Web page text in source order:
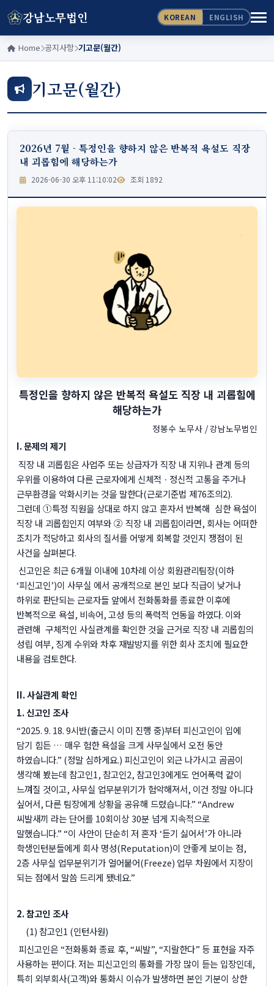
강남노무법인 KOREAN ENGLISH
Home 공지사항 기고문(월간)
기고문(월간)
2026년 7월 - 특정인을 향하지 않은 반복적 욕설도 직장
내 괴롭힘에 해당하는가
2026-06-30 오후 11:10:02 조회 1892
특정인을 향하지 않은 반복적 욕설도 직장 내 괴롭힘에
해당하는가
정봉수 노무사 /강남노무법인
I.문제의 제기
직장 내 괴롭힘은 사업주 또는 상급자가 직장 내 지위나 관계 등의
우위를 이용하여 다른 근로자에게 신체적ㆍ정신적 고통을 주거나
근무환경을 악화시키는 것을 말한다(근로기준법 제76조의2).
그런데 ①특정 직원을 상대로 하지 않고 혼자서 반복해 심한 욕설이
직장 내 괴롭힘인지 여부와 ② 직장 내 괴롭힘이라면, 회사는 어떠한
조치가 적당하고 회사의 질서를 어떻게 회복할 것인지 쟁점이 된
사건을 살펴본다.
신고인은 최근6개월 이내에 10차례 이상 회원관리팀장(이하
‘피신고인’)이 사무실 에서 공개적으로 본인 보다 직급이 낮거나
하위로 판단되는 근로자들 앞에서 전화통화를 종료한 이후에
반복적으로 욕설, 비속어,고성 등의 폭력적 언동을 하였다. 이와
관련해 구체적인 사실관계를 확인한 것을 근거로 직장 내 괴롭힘의
성립 여부, 징계 수위와 차후 재발방지를 위한 회사 조치에 필요한
내용을 검토한다.
II.사실관계 확인
1.신고인 조사
“2025. 9. 18. 9시반(출근시 이미 진행 중)부터 피신고인이 입에
담기 힘든 … 매우 험한 욕설을 크게 사무실에서 오전 동안
하였습니다.” (정말 심하게요.) 피신고인이 외근 나가시고 곰곰이
생각해 봤는데 참고인1, 참고인2, 참고인3에게도 언어폭력 같이
느껴질 것이고,사무실 업무분위기가 험악해져서, 이건 정말 아니다
싶어서, 다른 팀장에게 상황을 공유해 드렸습니다.” “Andrew
씨발새끼 라는 단어를 10회이상30분 넘게 지속적으로
말했습니다.” “이 사안이 단순히 저 혼자‘듣기 싫어서’가 아니라
학생인턴분들에게 회사 명성(Reputation)이 안좋게 보이는 점,
2층 사무실 업무분위기가 얼어붙어(Freeze) 업무 차원에서 지장이
되는 점에서 말씀 드리게 됐네요.”
2.참고인 조사
(1) 참고인1 (인턴사원)
피신고인은“전화통화 종료 후, “씨발”, “지랄한다” 등 표현을 자주
사용하는 편이다.저는 피신고인의 통화를 가장 많이 듣는 입장인데,
특히 외부회사(고객)와 통화시 이슈가 발생하면 본인 기분이 상한